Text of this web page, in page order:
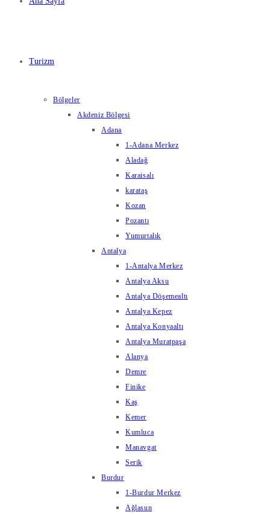
Turizm
Bölgeler
Akdeniz Bölgesi
Adana
1-Adana Merkez
Aladağ
Karaisalı
karataş
Kozan
Pozantı
Yumurtalık
Antalya
1-Antalya Merkez
Antalya Aksu
Antalya Döşemealtı
Antalya Kepez
Antalya Konyaaltı
Antalya Muratpaşa
Alanya
Demre
Finike
Kaş
Kemer
Kumluca
Manavgat
Serik
Burdur
1-Burdur Merkez
Ağlasun